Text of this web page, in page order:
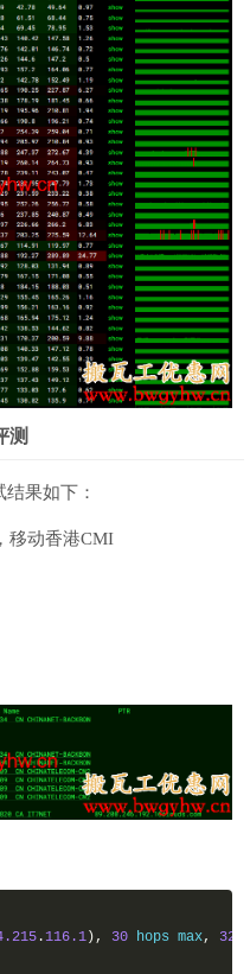
测
果如下：
移动香港CMI
. 116.1), 30 hops max, 32